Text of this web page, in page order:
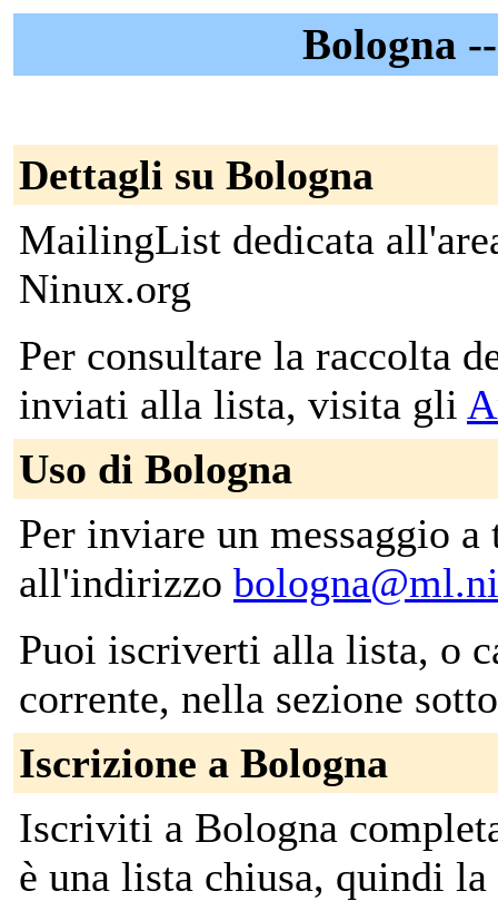
Bologna
Dettagli su Bologna
MailingList dedicata
Ninux.org
Per consultare la raccolta
inviati alla lista, visita gli
Uso di Bologna
Per inviare un messaggio
all'indirizzo
Puoi iscriverti alla lista, o
corrente, nella sezione
Iscrizione a Bologna
Iscriviti a Bologna
è una lista chiusa, quindi